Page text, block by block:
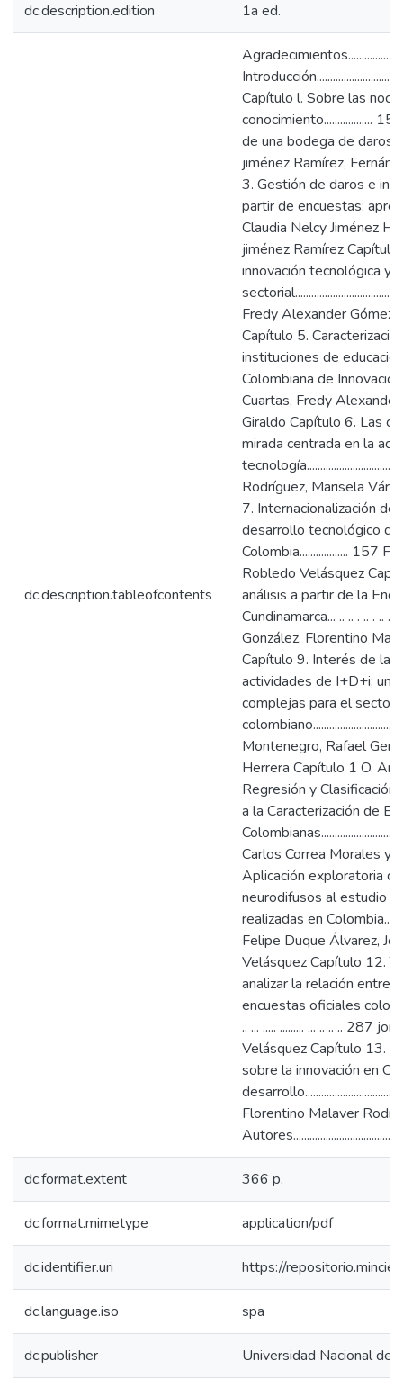
dc.description.edition 1a ed.
dc.description.tableofcontents
Capítulo l. Sobre las
conocimiento..................
de una bodega de daros
jiménez Ramírez, Fernán
3. Gestión de daros e
partir de encuestas:
Claudia Nelcy Jiménez
jiménez Ramírez
innovación tecnológica y
Fredy Alexander Gómez
Capítulo 5.
instituciones de
Colombiana de
Cuartas, Fredy
Giraldo Capítulo 6. Las
mirada centrada en la
Rodríguez, Marisela
7. Internacionalización
desarrollo tecnológico
Colombia.................. 157
Robledo Velásquez
análisis a partir de la
Cundinamarca... .. .. . .. . ..
González, Florentino
Capítulo 9. Interés de las
actividades de I+D+i: un
complejas para el sector
Montenegro, Rafael
Herrera Capítulo 1 O.
Regresión y
a la Caracterización de
Carlos Correa Morales y
Aplicación exploratoria
neurodifusos al estudio
realizadas en
Felipe Duque Álvarez,
Velásquez Capítulo 12.
analizar la relación entre
encuestas oficiales
.. ... ..... ......... ... .. .. .. 287
Velásquez Capítulo 13.
sobre la innovación en
Florentino Malaver
dc.format.extent 366 p.
dc.format.mimetype application/pdf
dc.identifier.uri https://
dc.language.iso spa
dc.publisher Universidad Nacional de